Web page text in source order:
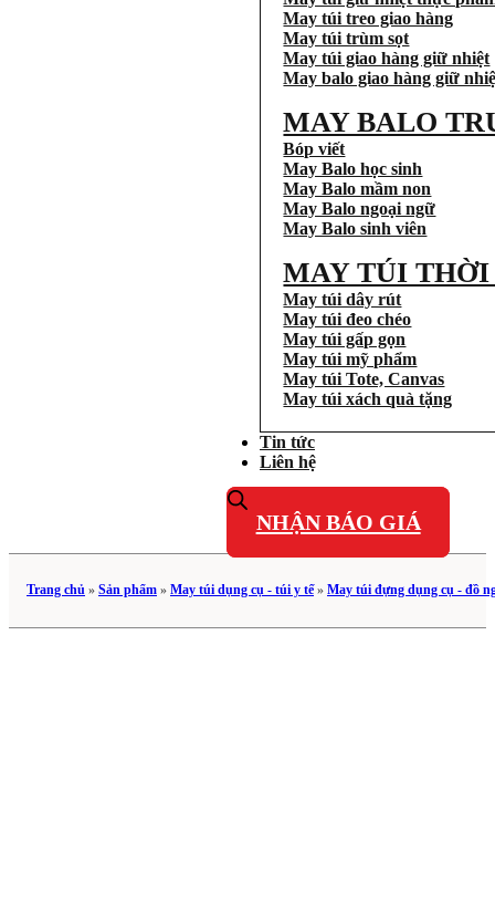
May túi treo giao hàng
May túi trùm sọt
May túi giao hàng giữ nhiệt
May balo giao hàng giữ
MAY BALO
Bóp viết
May Balo học sinh
May Balo mầm non
May Balo ngoại ngữ
May Balo sinh viên
MAY TÚI
May túi dây rút
May túi đeo chéo
May túi gấp gọn
May túi mỹ phẩm
May túi Tote, Canvas
May túi xách quà tặng
Tin tức
Liên hệ
NHẬN BÁO GIÁ
Trang chủ » Sản phẩm » May túi dụng cụ - túi y tế» May túi đựng dụng cụ - đồ